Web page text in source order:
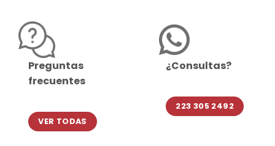
Preguntas
frecuentes
VER TODAS
¿Consultas?
223 305 2492